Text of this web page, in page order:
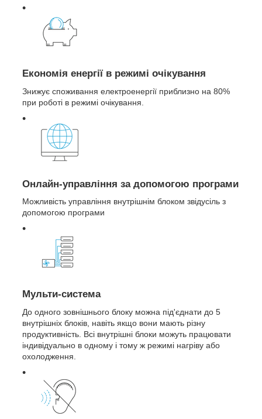
Економія енергії в режимі очікування
Знижує споживання електроенергії приблизно на 80%
при роботі в режимі очікування.
Онлайн-управління за допомогою програми
Можливість управління внутрішнім блоком звідусіль з
допомогою програми
Мульти-система
До одного зовнішнього блоку можна під'єднати до 5
внутрішніх блоків, навіть якщо вони мають різну
продуктивність. Всі внутрішні блоки можуть працювати
індивідуально в одному і тому ж режимі нагріву або
охолодження.